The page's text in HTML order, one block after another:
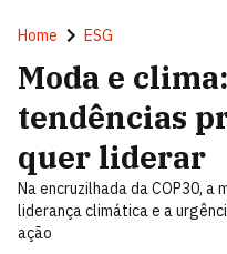
Home ESG
Moda e
tendências
quer liderar
Na encruzilhada da COP30,
liderança climática e a
ação